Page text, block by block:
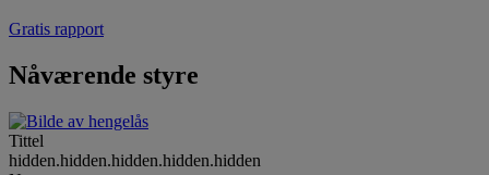
Gratis rapport
Nåværende styre
Tittel
hidden.hidden.hidden.hidden.hidden